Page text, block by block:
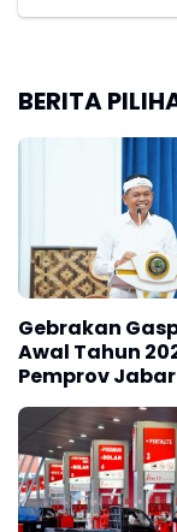
BERITA
Gebrakan
Awal Tahun
Pemprov
Larang
Sawit di Jabar